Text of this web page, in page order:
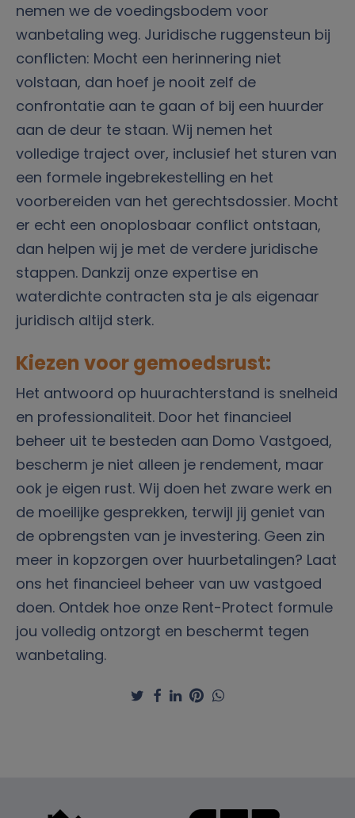
nemen we de voedingsbodem voor
wanbetaling weg. Juridische ruggensteun bij
conflicten: Mocht een herinnering niet
volstaan, dan hoef je nooit zelf de
confrontatie aan te gaan of bij een huurder
aan de deur te staan. Wij nemen het
volledige traject over, inclusief het sturen van
een formele ingebrekestelling en het
voorbereiden van het gerechtsdossier. Mocht
er echt een onoplosbaar conflict ontstaan,
dan helpen wij je met de verdere juridische
stappen. Dankzij onze expertise en
waterdichte contracten sta je als eigenaar
juridisch altijd sterk.
Kiezen voor gemoedsrust:
Het antwoord op huurachterstand is snelheid
en professionaliteit. Door het financieel
beheer uit te besteden aan Domo Vastgoed,
bescherm je niet alleen je rendement, maar
ook je eigen rust. Wij doen het zware werk en
de moeilijke gesprekken, terwijl jij geniet van
de opbrengsten van je investering. Geen zin
meer in kopzorgen over huurbetalingen? Laat
ons het financieel beheer van uw vastgoed
doen. Ontdek hoe onze Rent-Protect formule
jou volledig ontzorgt en beschermt tegen
wanbetaling.